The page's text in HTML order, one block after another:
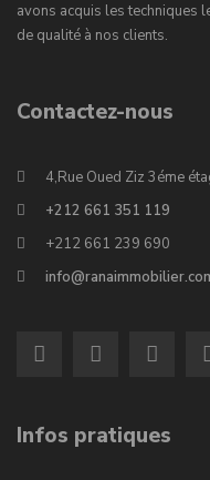
avons acquis les techniques
de qualité à nos clients.
Contactez-nous
4,Rue Oued Ziz 3éme
+212 661 351 119
+212 661 239 690
Infos pratiques